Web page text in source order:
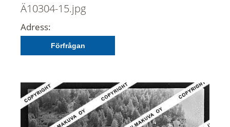
Ä10304-15.jpg
Adress:
Förfrågan